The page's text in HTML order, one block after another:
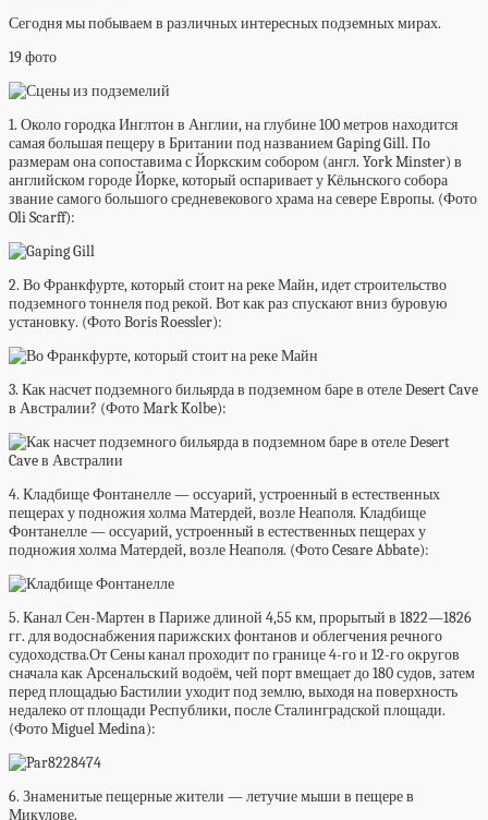
Сегодня мы побываем в различных интересных подземных мирах.
19 фото
1. Около городка Инглтон в Англии, на глубине 100 метров находится
самая большая пещеру в Британии под названием Gaping Gill. По
размерам она сопоставима с Йоркским собором (англ. York Minster) в
английском городе Йорке, который оспаривает у Кёльнского собора
звание самого большого средневекового храма на севере Европы. (Фото
Oli Scarff):
2. Во Франкфурте, который стоит на реке Майн, идет строительство
подземного тоннеля под рекой. Вот как раз спускают вниз буровую
установку. (Фото Boris Roessler):
3. Как насчет подземного бильярда в подземном баре в отеле Desert Cave
в Австралии? (Фото Mark Kolbe):
4. Кладбище Фонтанелле — оссуарий, устроенный в естественных
пещерах у подножия холма Матердей, возле Неаполя. Кладбище
Фонтанелле — оссуарий, устроенный в естественных пещерах у
подножия холма Матердей, возле Неаполя. (Фото Cesare Abbate):
5. Канал Сен-Мартен в Париже длиной 4,55 км, прорытый в 1822—1826
гг. для водоснабжения парижских фонтанов и облегчения речного
судоходства.От Сены канал проходит по границе 4-го и 12-го округов
сначала как Арсенальский водоём, чей порт вмещает до 180 судов, затем
перед площадью Бастилии уходит под землю, выходя на поверхность
недалеко от площади Республики, после Сталинградской площади.
(Фото Miguel Medina):
6. Знаменитые пещерные жители — летучие мыши в пещере в
Микулове.